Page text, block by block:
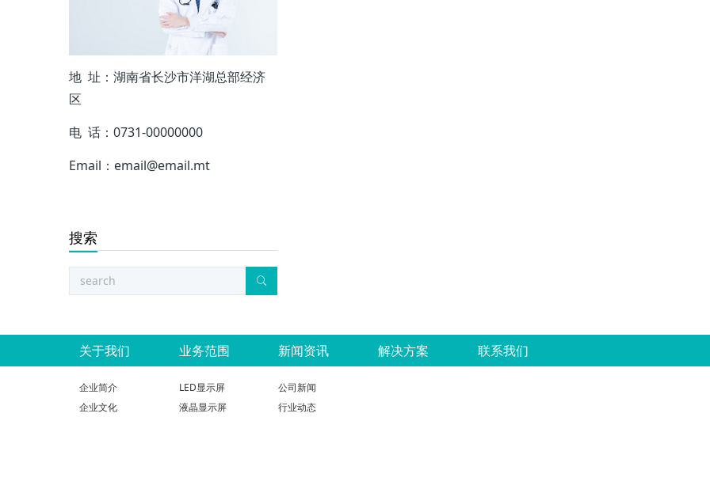
地 址：湖南省长沙市洋湖总部经济
区
电 话：0731-00000000
Email：email@email.mt
搜索
关于我们
企业简介
企业文化
业务范围
LED显示屏
液晶显示屏
新闻资讯
公司新闻
行业动态
解决方案 联系我们